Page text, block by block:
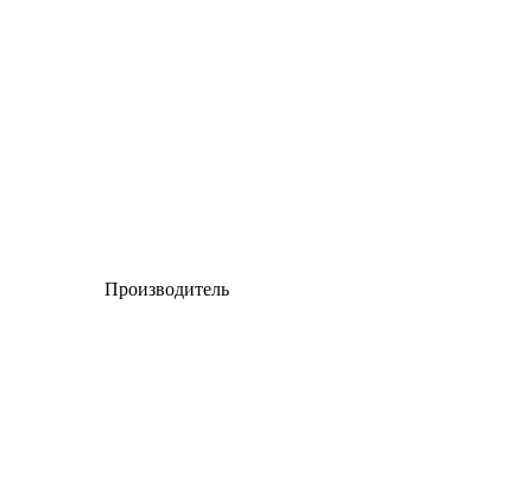
Производитель